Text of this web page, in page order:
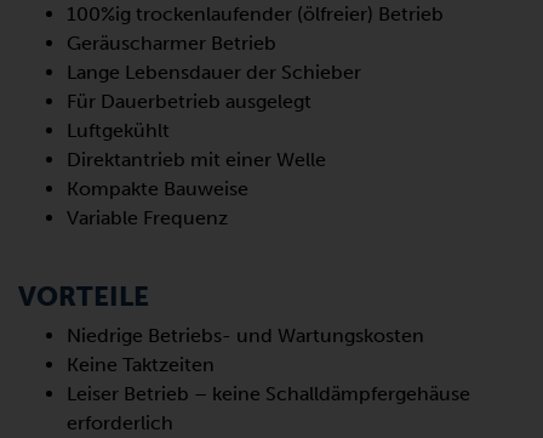
100%ig trockenlaufender (ölfreier) Betrieb
Geräuscharmer Betrieb
Lange Lebensdauer der Schieber
Für Dauerbetrieb ausgelegt
Luftgekühlt
Direktantrieb mit einer Welle
Kompakte Bauweise
Variable Frequenz
VORTEILE
Niedrige Betriebs- und Wartungskosten
Keine Taktzeiten
Leiser Betrieb – keine Schalldämpfergehäuse
erforderlich